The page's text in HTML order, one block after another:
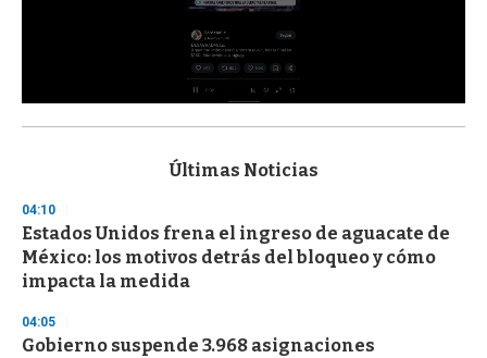
s
d
s
o
f
3
s
e
Últimas Noticias
04:10
Estados Unidos frena el ingreso de aguacate de
México: los motivos detrás del bloqueo y cómo
impacta la medida
04:05
Gobierno suspende 3.968 asignaciones